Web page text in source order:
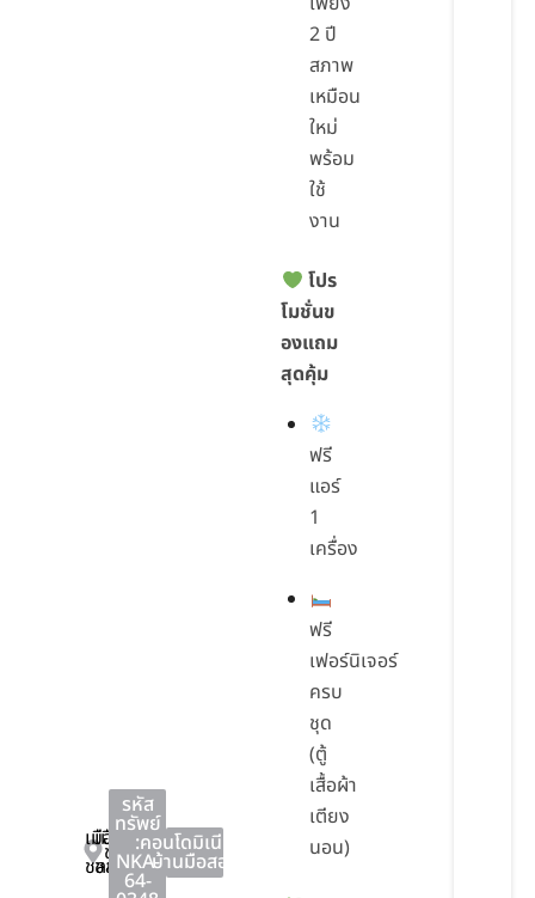
เมือง
ชลบุรี
เมือง
ชลบุรี
ชลบุรี
รหัส
ทรัพย์
:
NKA-
64-
คอนโดมิเนียม
บ้านมือสอง
2 ปี
สภาพ
เหมือน
ใหม่
พร้อม
ใช้
งาน
โปร
โมชั่นข
องแถม
สุดคุ้ม
ฟรี
แอร์
1
เครื่อง
ฟรี
เฟอร์นิเจอร์
ครบ
ชุด
(ตู้
เสื้อผ้า
เตียง
นอน)